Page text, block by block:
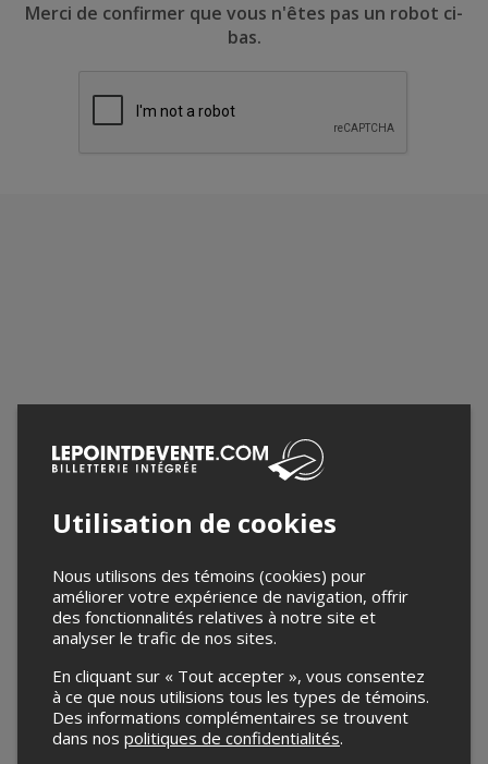
Merci de confirmer que vous n'êtes pas un robot ci-
bas.
Utilisation de cookies
Nous utilisons des témoins (cookies) pour
améliorer votre expérience de navigation, offrir
des fonctionnalités relatives à notre site et
analyser le trafic de nos sites.
En cliquant sur « Tout accepter », vous consentez
à ce que nous utilisions tous les types de témoins.
Des informations complémentaires se trouvent
dans nos politiques de confidentialités.